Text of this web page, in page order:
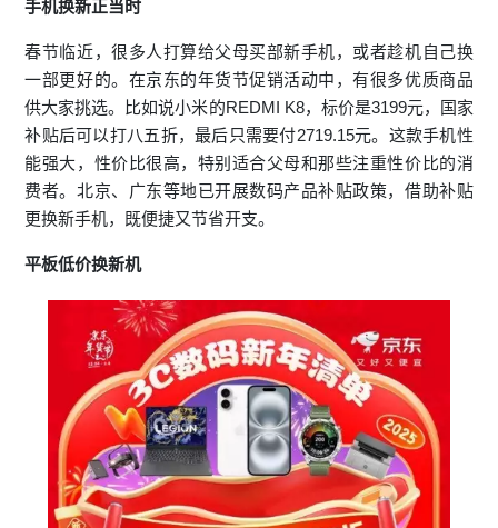
手机换新正当时
春节临近，很多人打算给父母买部新手机，或者趁机自己换
一部更好的。在京东的年货节促销活动中，有很多优质商品
供大家挑选。比如说小米的REDMI K8，标价是3199元，国家
补贴后可以打八五折，最后只需要付2719.15元。这款手机性
能强大，性价比很高，特别适合父母和那些注重性价比的消
费者。北京、广东等地已开展数码产品补贴政策，借助补贴
更换新手机，既便捷又节省开支。
平板低价换新机